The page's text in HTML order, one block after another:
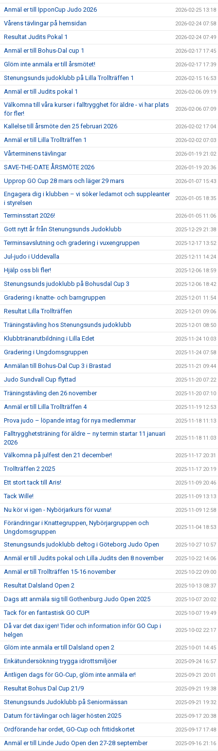
Anmäl er till IpponCup Judo 2026 2026-02-25 13:18
Vårens tävlingar på hemsidan 2026-02-24 07:58
Resultat Judits Pokal 1 2026-02-24 07:49
Anmäl er till Bohus-Dal cup 1 2026-02-17 17:45
Glöm inte anmäla er till årsmötet! 2026-02-17 17:39
Stenungsunds judoklubb på Lilla Trollträffen 1 2026-02-15 16:53
Anmäl er till Judits pokal 1 2026-02-06 09:19
Välkomna till våra kurser i falltrygghet för äldre - vi har plats
för fler!
2026-02-06 07:09
Kallelse till årsmöte den 25 februari 2026 2026-02-02 17:04
Anmäl er till Lilla Trollträffen 1 2026-02-02 07:03
Vårterminens tävlingar 2026-01-19 21:02
SAVE-THE-DATE ÅRSMÖTE 2026 2026-01-19 20:36
Upprop GO Cup 28 mars och läger 29 mars 2026-01-07 15:43
Engagera dig i klubben – vi söker ledamot och suppleanter
i styrelsen
2026-01-05 18:35
Terminsstart 2026! 2026-01-05 11:06
Gott nytt år från Stenungsunds Judoklubb 2025-12-29 21:38
Terminsavslutning och gradering i vuxengruppen 2025-12-17 13:52
Jul-judo i Uddevalla 2025-12-11 14:24
Hjälp oss bli fler! 2025-12-06 18:59
Stenungsunds judoklubb på Bohusdal Cup 3 2025-12-06 18:42
Gradering i knatte- och barngruppen 2025-12-01 11:54
Resultat Lilla Trollträffen 2025-12-01 09:06
Träningstävling hos Stenungsunds judoklubb 2025-12-01 08:50
Klubbtränarutbildning i Lilla Edet 2025-11-24 10:03
Gradering i Ungdomsgruppen 2025-11-24 07:58
Anmälan till Bohus-Dal Cup 3 i Brastad 2025-11-21 09:44
Judo Sundvall Cup flyttad 2025-11-20 07:22
Träningstävling den 26 november 2025-11-20 07:10
Anmäl er till Lilla Trollträffen 4 2025-11-19 12:53
Prova judo – löpande intag för nya medlemmar 2025-11-18 11:13
Falltrygghetsträning för äldre – ny termin startar 11 januari
2026
2025-11-18 11:03
Välkomna på julfest den 21 december! 2025-11-17 20:31
Trollträffen 2 2025 2025-11-17 20:19
Ett stort tack till Aris! 2025-11-09 20:46
Tack Wille! 2025-11-09 13:13
Nu kör vi igen - Nybörjarkurs för vuxna! 2025-11-09 12:58
Förändringar i Knattegruppen, Nybörjargruppen och
Ungdomsgruppen
2025-11-04 18:53
Stenungsunds judoklubb deltog i Göteborg Judo Open 2025-10-27 10:57
Anmäl er till Judits pokal och Lilla Judits den 8 november 2025-10-22 14:06
Anmäl er till Trollträffen 15-16 november 2025-10-22 09:00
Resultat Dalsland Open 2 2025-10-13 08:37
Dags att anmäla sig till Gothenburg Judo Open 2025 2025-10-07 20:02
Tack för en fantastisk GO CUP! 2025-10-07 19:49
Då var det dax igen! Tider och information inför GO Cup i
helgen
2025-10-02 22:17
Glöm inte anmäla er till Dalsland open 2 2025-10-01 14:45
Enkätundersökning trygga idrottsmiljöer 2025-09-24 16:57
Äntligen dags för GO-Cup, glöm inte anmäla er! 2025-09-21 20:01
Resultat Bohus Dal Cup 21/9 2025-09-21 19:38
Stenungsunds Judoklubb på Seniormässan 2025-09-21 19:32
Datum för tävlingar och läger hösten 2025 2025-09-17 20:38
Ordförande har ordet, GO-Cup och fritidskortet 2025-09-17 17:48
Anmäl er till Linde Judo Open den 27-28 september 2025-09-16 21:16